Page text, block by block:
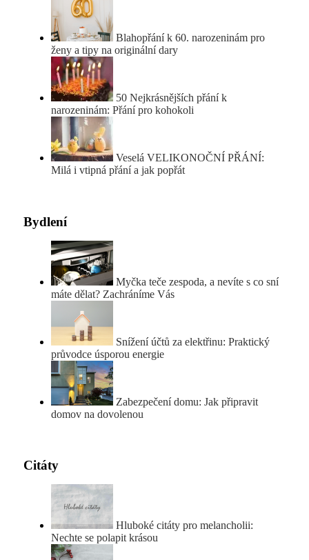
Blahopřání k 60. narozeninám pro
ženy a tipy na originální dary
50 Nejkrásnějších přání k
narozeninám: Přání pro kohokoli
Veselá VELIKONOČNÍ PŘÁNÍ:
Milá i vtipná přání a jak popřát
Bydlení
Myčka teče zespoda, a nevíte s co sní
máte dělat? Zachráníme Vás
Snížení účtů za elektřinu: Praktický
průvodce úsporou energie
Zabezpečení domu: Jak připravit
domov na dovolenou
Citáty
Hluboké citáty pro melancholii:
Nechte se polapit krásou